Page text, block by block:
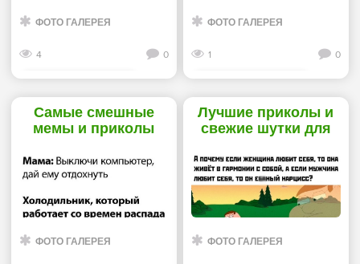
ФОТО ГАЛЕРЕЯ
4 0
ФОТО ГАЛЕРЕЯ
1 0
Самые смешные
мемы и приколы
«Прикольные
картинки»
ФОТО ГАЛЕРЕЯ
Лучшие приколы и
свежие шутки для
настроения перед
сном - «Прикольные
картинки»
ФОТО ГАЛЕРЕЯ